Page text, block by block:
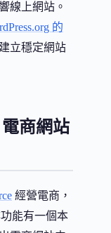
線上網站。
的
立穩定網站
商網站
經營電商，
能有一個本